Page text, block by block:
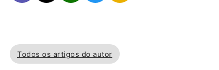
Todos os artigos do autor